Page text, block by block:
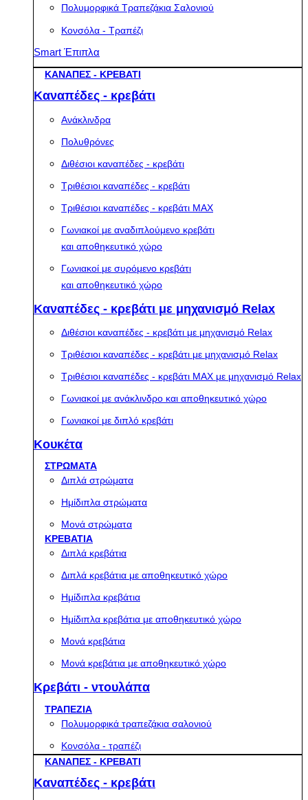
Πολυμορφικά Τραπεζάκια Σαλονιού
Κονσόλα - Τραπέζι
Smart Έπιπλα
ΚΑΝΑΠΕΣ - ΚΡΕΒΑΤΙ
Καναπέδες - κρεβάτι
Ανάκλινδρα
Πολυθρόνες
Διθέσιοι καναπέδες - κρεβάτι
Τριθέσιοι καναπέδες - κρεβάτι
Τριθέσιοι καναπέδες - κρεβάτι MAX
Γωνιακοί με αναδιπλούμενο κρεβάτι
και αποθηκευτικό χώρο
Γωνιακοί με συρόμενο κρεβάτι
και αποθηκευτικό χώρο
Καναπέδες - κρεβάτι με μηχανισμό Relax
Διθέσιοι καναπέδες - κρεβάτι με μηχανισμό Relax
Τριθέσιοι καναπέδες - κρεβάτι με μηχανισμό Relax
Τριθέσιοι καναπέδες - κρεβάτι MAX με μηχανισμό Relax
Γωνιακοί με ανάκλινδρο και αποθηκευτικό χώρο
Γωνιακοί με διπλό κρεβάτι
Κουκέτα
ΣΤΡΩΜΑΤΑ
Διπλά στρώματα
Ημίδιπλα στρώματα
Μονά στρώματα
ΚΡΕΒΑΤΙΑ
Διπλά κρεβάτια
Διπλά κρεβάτια με αποθηκευτικό χώρο
Ημίδιπλα κρεβάτια
Ημίδιπλα κρεβάτια με αποθηκευτικό χώρο
Μονά κρεβάτια
Μονά κρεβάτια με αποθηκευτικό χώρο
Κρεβάτι - ντουλάπα
ΤΡΑΠΕΖΙΑ
Πολυμορφικά τραπεζάκια σαλονιού
Κονσόλα - τραπέζι
ΚΑΝΑΠΕΣ - ΚΡΕΒΑΤΙ
Καναπέδες - κρεβάτι